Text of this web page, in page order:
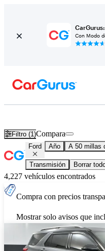
Con Modo
Filtro (1)Compara
Ford Año A 50 millas
Transmisión Borrar
4,227 vehículos encontrados
Compra con precios
Mostrar solo avisos que